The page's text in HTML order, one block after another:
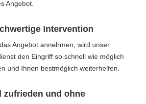
Angebot.
Intervention
Angebot annehmen, wird unser
den Eingriff so schnell wie möglich
und Ihnen bestmöglich weiterhelfen.
zufrieden und ohne